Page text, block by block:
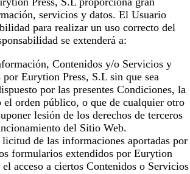
servicios y datos. El Usuario
para realizar un uso correcto del
se extenderá a:
Contenidos y/o Servicios y
por Eurytion Press, S.L sin que sea
por las presentes Condiciones, la
orden público, o que de cualquier otro
lesión de los derechos de terceros
del Sitio Web.
de las informaciones aportadas por
formularios extendidos por Eurytion
el acceso a ciertos Contenidos o Servicios